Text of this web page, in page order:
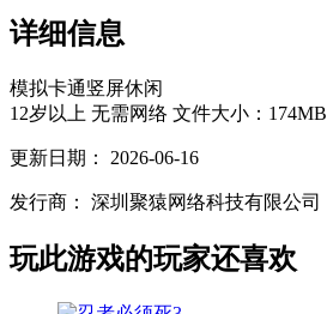
详细信息
模拟卡通竖屏休闲
12岁以上 无需网络 文件大小：174MB
更新日期： 2026-06-16
发行商： 深圳聚猿网络科技有限公司
玩此游戏的玩家还喜欢